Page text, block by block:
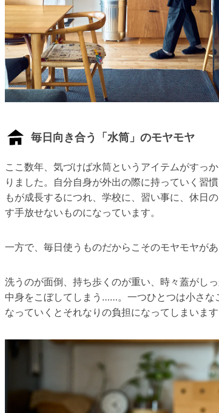
毎日向き合う「水筒」のモヤモヤ
ここ数年、気づけば水筒というアイテムがすっ
りました。自分自身が外出の際に持っていく習
もが成長するにつれ、学校に、習い事に、休日
す手放せないものになっています。
一方で、毎日使うものだからこそのモヤモヤがあ
洗うのが面倒、持ち歩くのが重い、時々蓋がし
中身をこぼしてしまう……。一つひとつは小さな
なっていくとそれなりの負担になってしまいます